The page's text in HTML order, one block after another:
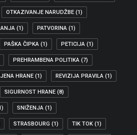
OTKAZIVANJE NARUDŽBE (1)
(1) PATVORINA (1)
PAŠKA ČIPKA (1) PETICIJA (1)
PREHRAMBENA POLITIKA (7)
HRANE (1) REVIZIJA PRAVILA (1)
SIGURNOST HRANE (8)
SNIŽENJA (1)
STRASBOURG (1) TIK TOK (1)